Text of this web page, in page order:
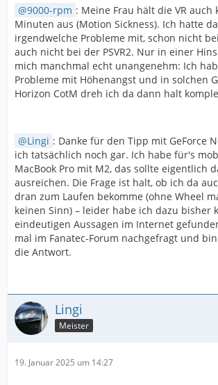
9000-rpm : Meine Frau hält die VR auch
Minuten aus (Motion Sickness). Ich hatte
irgendwelche Probleme mit, schon nicht
auch nicht bei der PSVR2. Nur in einer
mich manchmal echt unangenehm: Ich
Probleme mit Höhenangst und in solchen
Horizon CotM dreh ich da dann halt
Lingi : Danke für den Tipp mit GeForce
ich tatsächlich noch gar. Ich habe für's
MacBook Pro mit M2, das sollte eigentlich
ausreichen. Die Frage ist halt, ob ich da
dran zum Laufen bekomme (ohne Wheel
keinen Sinn) – leider habe ich dazu bisher
eindeutigen Aussagen im Internet
mal im Fanatec-Forum nachgefragt und
die Antwort.
Lingi
Meister
19. Januar 2025 um 14:27